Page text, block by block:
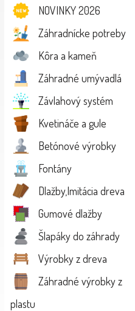
NOVINKY 2026
Záhradnícke potreby
Kôra a kameň
Záhradné umývadlá
Závlahový systém
Kvetináče a gule
Betónové výrobky
Fontány
Dlažby,Imitácia dreva
Gumové dlažby
Šlapáky do záhrady
Výrobky z dreva
Záhradné výrobky z
plastu